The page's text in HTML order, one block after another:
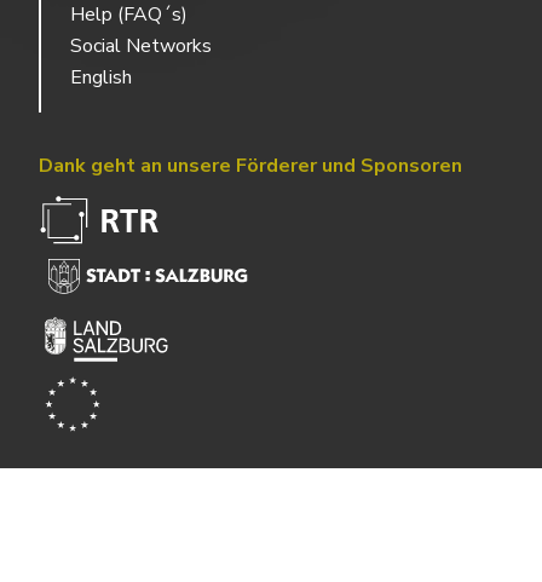
Help (FAQ´s)
Social Networks
English
Dank geht an unsere Förderer und Sponsoren